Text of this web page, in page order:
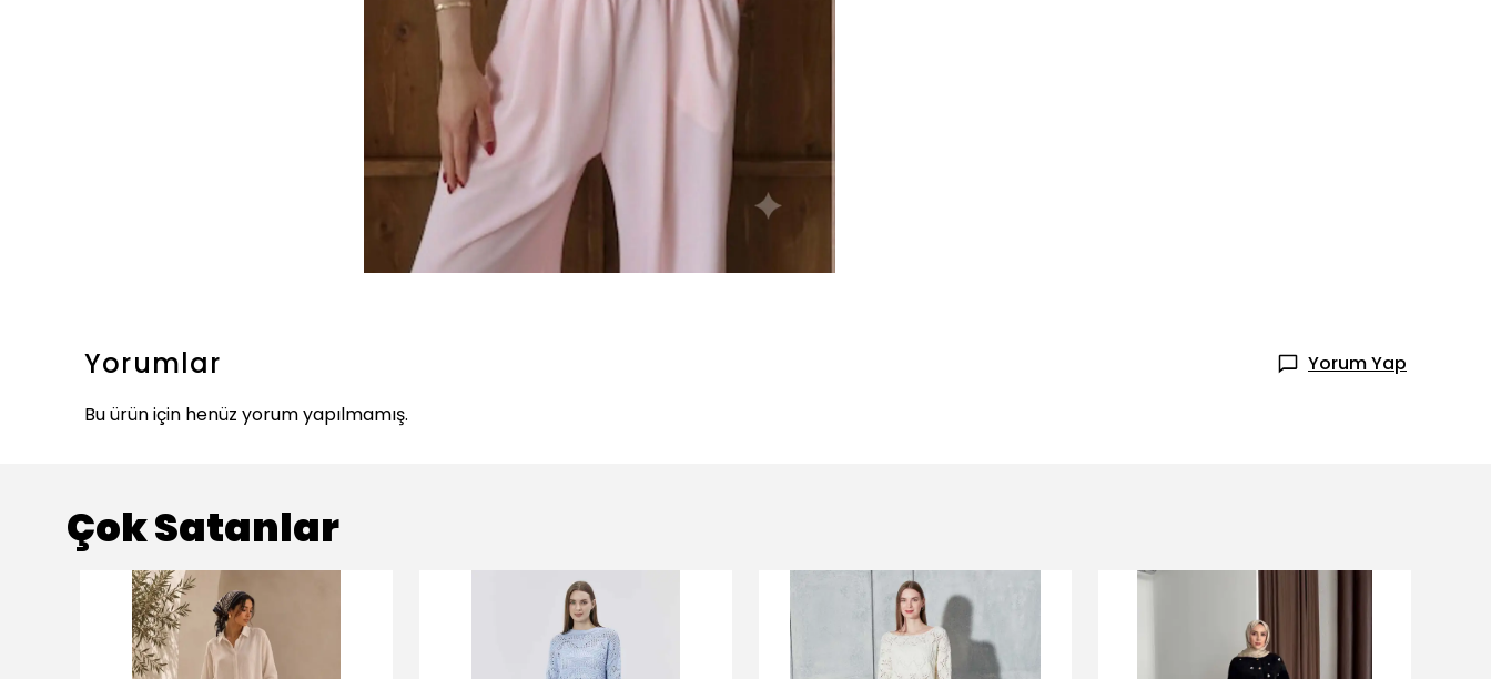
Yorumlar
Yorum Yap
Bu ürün için henüz yorum yapılmamış.
Çok Satanlar